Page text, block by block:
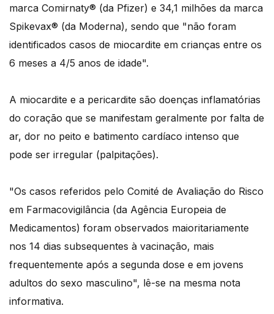
marca Comirnaty® (da Pfizer) e 34,1 milhões da marca
Spikevax® (da Moderna), sendo que "não foram
identificados casos de miocardite em crianças entre os
6 meses a 4/5 anos de idade".
A miocardite e a pericardite são doenças inflamatórias
do coração que se manifestam geralmente por falta de
ar, dor no peito e batimento cardíaco intenso que
pode ser irregular (palpitações).
"Os casos referidos pelo Comité de Avaliação do Risco
em Farmacovigilância (da Agência Europeia de
Medicamentos) foram observados maioritariamente
nos 14 dias subsequentes à vacinação, mais
frequentemente após a segunda dose e em jovens
adultos do sexo masculino", lê-se na mesma nota
informativa.